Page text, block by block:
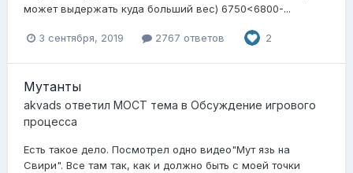
может выдержать куда больший вес) 6750<6800-...
3 сентября, 2019 2767 ответов 2
Мутанты
akvads ответил MOCT тема в Обсуждение игрового
процесса
Есть такое дело. Посмотрел одно видео"Мут язь на
Свири". Все там так, как и должно быть с моей точки